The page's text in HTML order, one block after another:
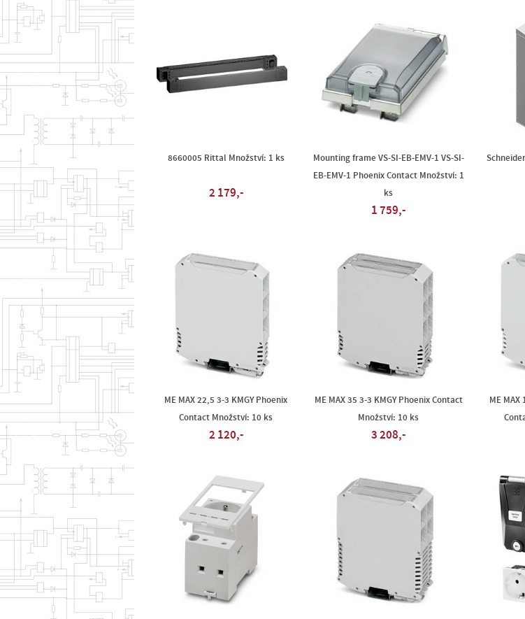
8660005 Rittal Množství: 1 ks
2 179,-
Mounting frame VS-SI-EB-EMV-1 VS-SI-
EB-EMV-1 Phoenix Contact Množství: 1
ks
1 759,-
ME MAX 22,5 3-3 KMGY Phoenix
Contact Množství: 10 ks
2 120,-
ME MAX 35 3-3 KMGY Phoenix Contact
Množství: 10 ks
3 208,-
ME MAX